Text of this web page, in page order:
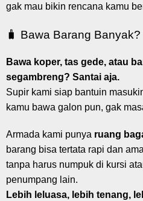
gak mau bikin rencana kamu
🧳 Bawa Barang Banyak?
Bawa koper, tas gede, atau
segambreng? Santai aja.
Supir kami siap bantuin
kamu bawa galon pun, gak
Armada kami punya ruang
barang bisa tertata rapi dan
tanpa harus numpuk di kursi
penumpang lain.
Lebih leluasa, lebih tenang,